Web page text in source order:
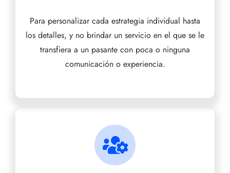
Para personalizar cada estrategia individual hasta
los detalles, y no brindar un servicio en el que se le
transfiera a un pasante con poca o ninguna
comunicación o experiencia.